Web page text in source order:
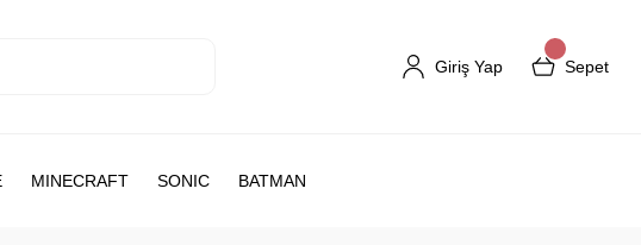
Giriş Yap Sepet
MINECRAFT SONIC BATMAN